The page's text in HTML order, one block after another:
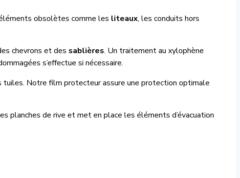
obsolètes comme les liteaux, les conduits hors
chevrons et des sablières. Un traitement au xylophène
s’effectue si nécessaire.
tuiles. Notre film protecteur assure une protection optimale
planches de rive et met en place les éléments d’évacuation